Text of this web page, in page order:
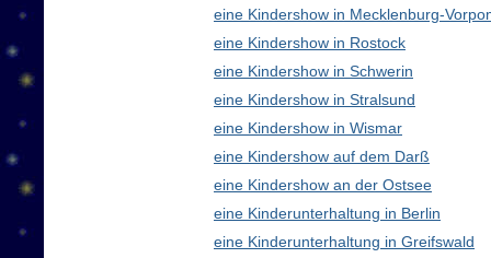
eine Kindershow in Mecklenburg-
eine Kindershow in Rostock
eine Kindershow in Schwerin
eine Kindershow in Stralsund
eine Kindershow in Wismar
eine Kindershow auf dem Darß
eine Kindershow an der Ostsee
eine Kinderunterhaltung in Berlin
eine Kinderunterhaltung in Greifswald